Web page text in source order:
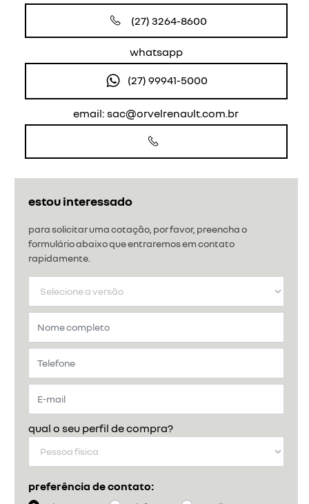
estou interessado
para solicitar uma cotação, por favor, preencha o
formulário abaixo que entraremos em contato
rapidamente.
qual o seu perfil de compra?
preferência de contato:
(27) 3264-8600
whatsapp
(27) 99941-5000
email: sac@orvelrenault.com.br